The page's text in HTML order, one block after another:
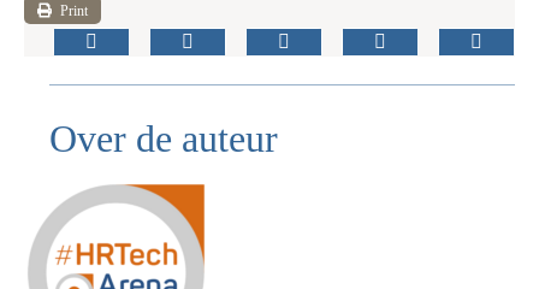
Print
Over de auteur